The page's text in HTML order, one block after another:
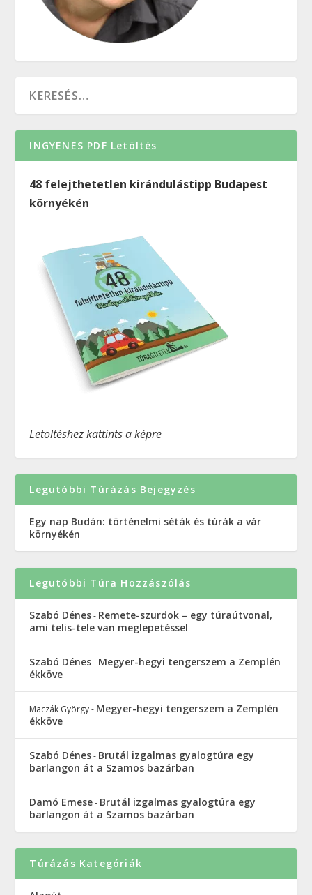
INGYENES PDF Letöltés
48 felejthetetlen kirándulástipp Budapest
környékén
Letöltéshez kattints a képre
Legutóbbi Túrázás Bejegyzés
Egy nap Budán: történelmi séták és túrák a vár
környékén
Legutóbbi Túra Hozzászólás
Szabó Dénes- Remete-szurdok – egy túraútvonal,
ami telis-tele van meglepetéssel
Szabó Dénes- Megyer-hegyi tengerszem a Zemplén
ékköve
Maczák György- Megyer-hegyi tengerszem a Zemplén
ékköve
Szabó Dénes- Brutál izgalmas gyalogtúra egy
barlangon át a Szamos bazárban
Damó Emese- Brutál izgalmas gyalogtúra egy
barlangon át a Szamos bazárban
Túrázás Kategóriák